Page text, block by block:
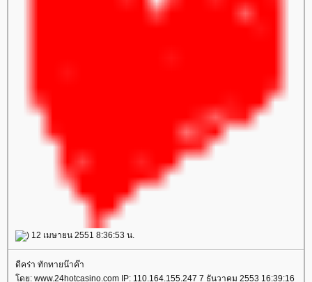
) 12 เมษายน 2551 8:36:53 น.
ดีคร่า ทักทายน๊าค๊า
ดย: www.24hotcasino.com IP: 110.164.155.247 7 ธันวาคม 2553 16:39:16